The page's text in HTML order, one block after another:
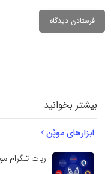
بیشتر بخوانید
ابزارهای موپُن
ربات تلگرام